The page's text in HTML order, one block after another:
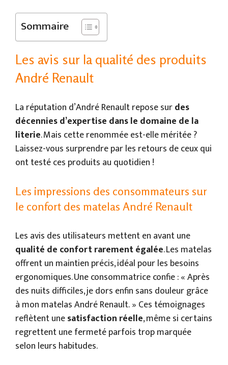
Sommaire
Les avis sur la qualité des produits
André Renault
La réputation d’André Renault repose surdes
décennies d’expertise dans le domaine de la
literie. Mais cette renommée est-elle méritée ?
Laissez-vous surprendre par les retours de ceux qui
ont testé ces produits au quotidien !
Les impressions des consommateurs sur
le confort des matelas André Renault
Les avis des utilisateurs mettent en avant une
qualité de confort rarement égalée. Les matelas
offrent un maintien précis, idéal pour les besoins
ergonomiques. Une consommatrice confie : « Après
des nuits difficiles, je dors enfin sans douleur grâce
à mon matelas André Renault. » Ces témoignages
reflètent unesatisfaction réelle, même si certains
regrettent une fermeté parfois trop marquée
selon leurs habitudes.